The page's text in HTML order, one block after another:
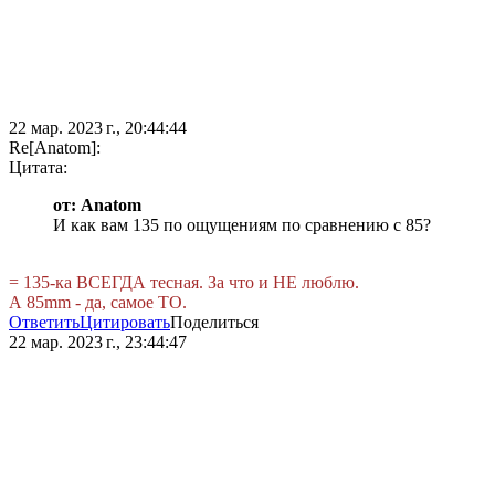
22 мар. 2023 г., 20:44:44
Re[Anatom]:
Цитата:
от: Anatom
И как вам 135 по ощущениям по сравнению с 85?
= 135-ка ВСЕГДА тесная. За что и НЕ люблю.
А 85mm - да, самое ТО.
ОтветитьЦитироватьПоделиться
22 мар. 2023 г., 23:44:47